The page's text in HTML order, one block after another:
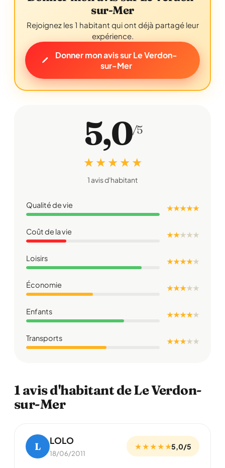
sur-Mer
Rejoignez les 1 habitant qui ont déjà partagé leur
expérience.
Donner mon avis sur Le Verdon-
sur-Mer
5,0/5
★ ★ ★ ★ ★
1 avis d'habitant
Qualité de vie ★ ★ ★ ★ ★
Coût de la vie ★ ★★★★
Loisirs ★ ★ ★ ★★
Économie ★ ★ ★★★
Enfants ★ ★ ★ ★★
Transports ★ ★ ★★★
1 avis d'habitant de Le Verdon-
sur-Mer
L LOLO
18/06/2011
★ ★ ★ ★ ★5,0/5